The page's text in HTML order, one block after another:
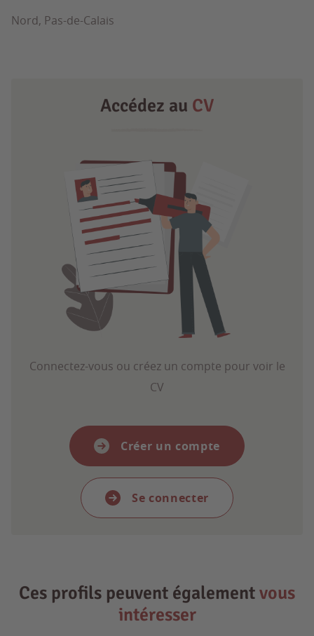
Nord, Pas-de-Calais
Accédez au CV
Connectez-vous ou créez un compte pour voir le
CV
Créer un compte
Se connecter
Ces profils peuvent égalementvous
intéresser